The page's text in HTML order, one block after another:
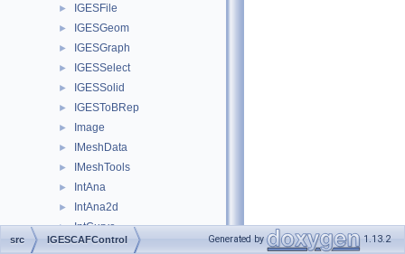
► IGESFile
► IGESGeom
► IGESGraph
► IGESSelect
► IGESSolid
► IGESToBRep
► Image
► IMeshData
► IMeshTools
► IntAna
► IntAna2d
► IntCurve
► IntCurvesFace
src IGESCAFControl Generated by 1.13.2